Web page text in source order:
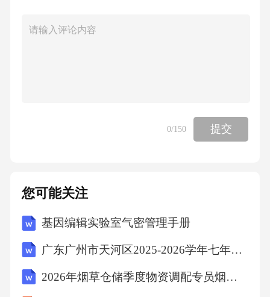
由于受大气环流影响，导致平流层臭氧向对流
层输送，臭氧值高，也会发生光化学污染。故
考点化学常识6、李教授受某单位邀请作一次学
术报告，得劳务费1760元。按规定，一次性劳
务费超过800元的部分需扣缴20%的税，则李教
0/150 提交
您可能关注
基因编辑实验室气密管理手册
广东广州市天河区2025-2026学年七年级第一学期期末语文试卷（文字版含答案）
2026年烟草仓储季度物资调配专员烟草公司招聘考试笔试试题（含答案）